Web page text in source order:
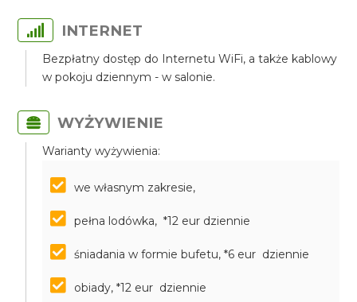
INTERNET
Bezpłatny dostęp do Internetu WiFi, a także kablowy
w pokoju dziennym - w salonie.
WYŻYWIENIE
Warianty wyżywienia:
we własnym zakresie,
pełna lodówka, *12 eur dziennie
śniadania w formie bufetu, *6 eur dziennie
obiady, *12 eur dziennie